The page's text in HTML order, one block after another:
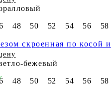
48 50 52 54 56 58
скроенная по косой
бежевый
48 50 52 54 56 58